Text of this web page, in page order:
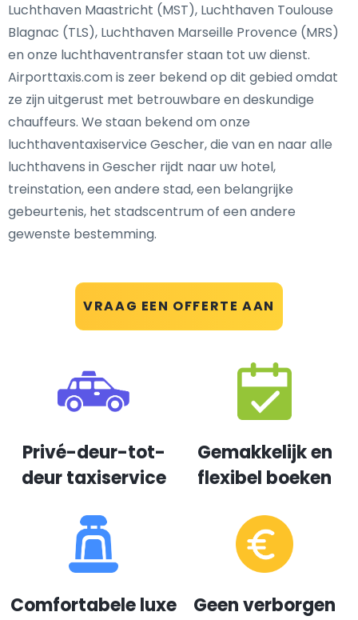
VRAAG EEN OFFERTE AAN
Luchthaven Maastricht (MST), Luchthaven Toulouse
Blagnac (TLS), Luchthaven Marseille Provence (MRS)
en onze luchthaventransfer staan tot uw dienst.
Airporttaxis.com is zeer bekend op dit gebied omdat
ze zijn uitgerust met betrouwbare en deskundige
chauffeurs. We staan bekend om onze
luchthaventaxiservice Gescher, die van en naar alle
luchthavens in Gescher rijdt naar uw hotel,
treinstation, een andere stad, een belangrijke
gebeurtenis, het stadscentrum of een andere
gewenste bestemming.
Privé-deur-tot-
deur taxiservice
Gemakkelijk en
flexibel boeken
Comfortabele luxe
Geen verborgen